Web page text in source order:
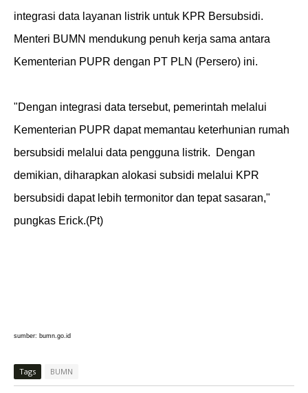
integrasi data layanan listrik untuk KPR Bersubsidi.
Menteri BUMN mendukung penuh kerja sama antara
Kementerian PUPR dengan PT PLN (Persero) ini.
"Dengan integrasi data tersebut, pemerintah melalui
Kementerian PUPR dapat memantau keterhunian rumah
bersubsidi melalui data pengguna listrik.
Dengan
demikian, diharapkan alokasi subsidi melalui KPR
bersubsidi dapat lebih termonitor dan tepat sasaran,"
pungkas Erick.(Pt)
sumber: bumn.go.id
Tags BUMN